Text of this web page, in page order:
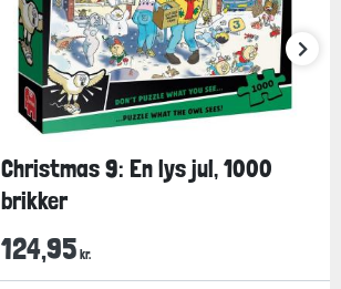
Christmas 9: En lys jul, 1000
brikker
124,95 kr.